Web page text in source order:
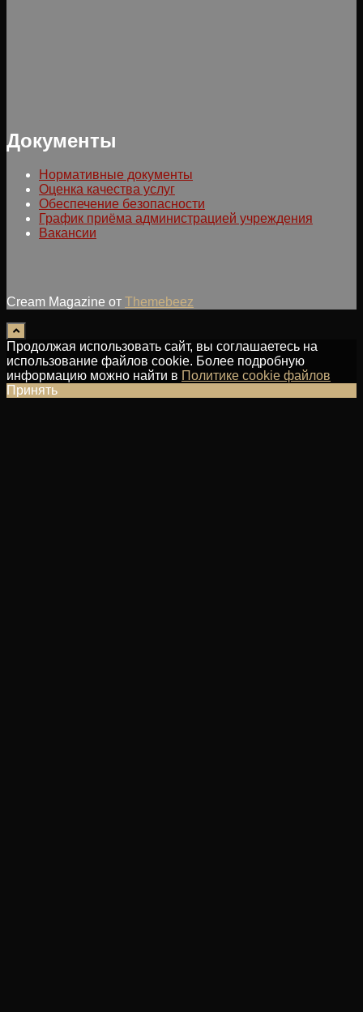
Документы
Нормативные документы
Оценка качества услуг
Обеспечение безопасности
График приёма администрацией учреждения
Вакансии
Cream Magazine от Themebeez
Продолжая использовать сайт, вы соглашаетесь на
использование файлов cookie. Более подробную
информацию можно найти в Политике cookie файлов
Принять